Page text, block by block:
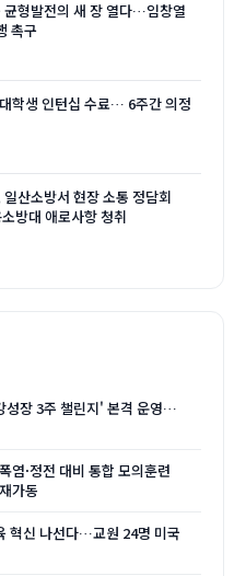
균형발전의 새 장 열다…임창열
촉구
학생 인턴십 수료… 6주간 의정
산소방서 현장 소통 정담회
방대 애로사항 청취
성장 3주 챌린지' 본격 운영…
염·정전 대비 통합 모의훈련
가동
혁신 나선다…교원 24명 미국